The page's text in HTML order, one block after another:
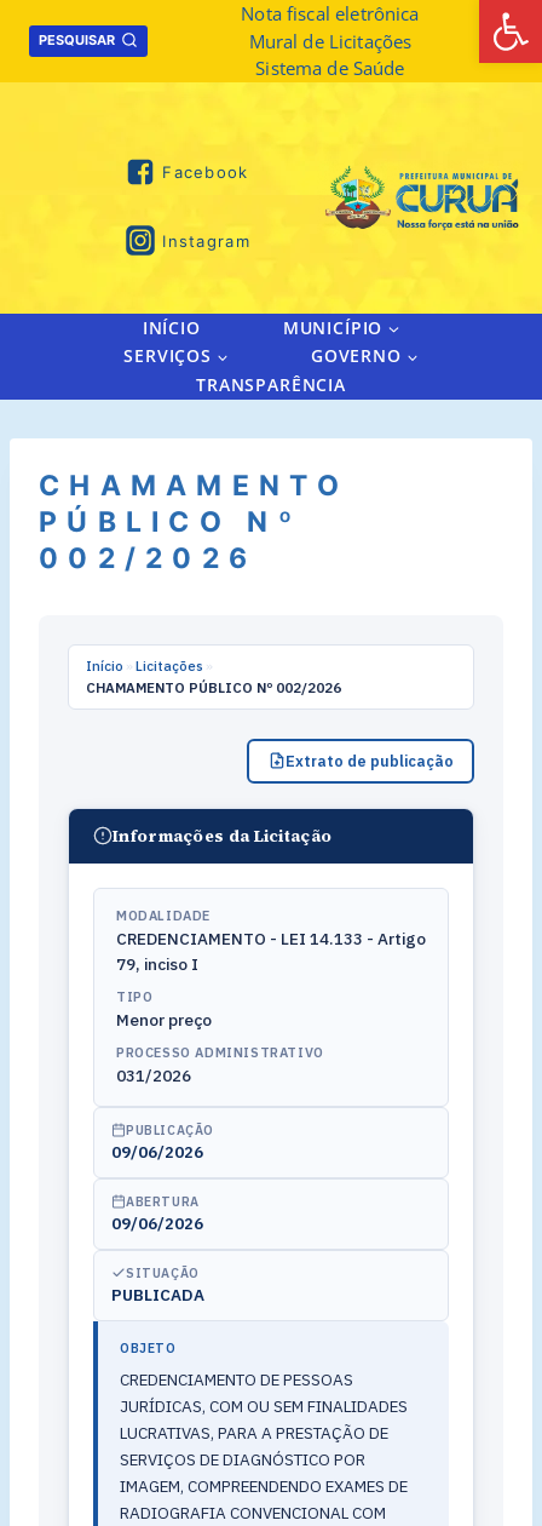
PESQUISAR
Nota fiscal eletrônica
Mural de Licitações
Sistema de Saúde
Facebook
Instagram
INÍCIO
MUNICÍPIO
SERVIÇOS
GOVERNO
TRANSPARÊNCIA
CHAMAMENTO
PÚBLICO Nº
002/2026
Início » Licitações »
CHAMAMENTO PÚBLICO Nº 002/2026
Extrato de publicação
Informações da Licitação
MODALIDADE
CREDENCIAMENTO - LEI 14.133 - Artigo
79, inciso I
TIPO
Menor preço
PROCESSO ADMINISTRATIVO
031/2026
PUBLICAÇÃO
09/06/2026
ABERTURA
09/06/2026
SITUAÇÃO
PUBLICADA
OBJETO
CREDENCIAMENTO DE PESSOAS
JURÍDICAS, COM OU SEM FINALIDADES
LUCRATIVAS, PARA A PRESTAÇÃO DE
SERVIÇOS DE DIAGNÓSTICO POR
IMAGEM, COMPREENDENDO EXAMES DE
RADIOGRAFIA CONVENCIONAL COM